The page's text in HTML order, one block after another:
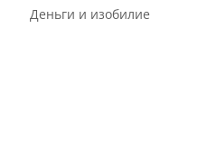
Деньги и изобилие